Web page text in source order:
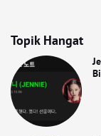
Topik Hangat